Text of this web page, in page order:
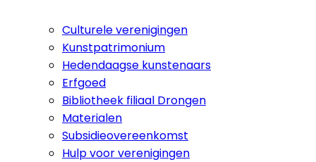
Culturele verenigingen
Kunstpatrimonium
Hedendaagse kunstenaars
Erfgoed
Bibliotheek filiaal Drongen
Materialen
Subsidieovereenkomst
Hulp voor verenigingen